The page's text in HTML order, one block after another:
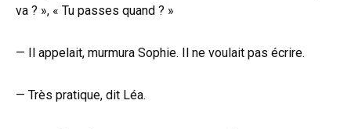
va ? », « Tu passes quand ? »
— Il appelait, murmura Sophie. Il ne voulait pas écrire.
— Très pratique, dit Léa.